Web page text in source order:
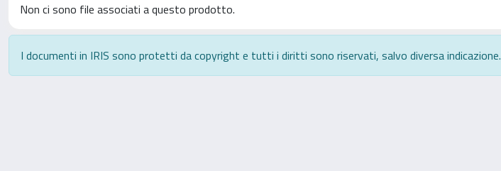
Non ci sono file associati a questo prodotto.
I documenti in IRIS sono protetti da copyright e tutti i diritti sono riservati, salvo diversa indicazione.